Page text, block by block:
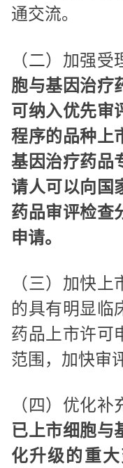
通交流。
（二）加强受
胞与基因治疗
可纳入优先审
程序的品种上
基因治疗药品
请人可以向国
药品审评检查
申请。
（三）加快
的具有明显临
药品上市许可
范围，加快审
（四）优化补
已上市细胞与
化升级的重